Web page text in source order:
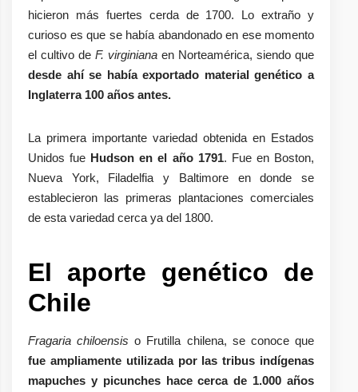
hicieron más fuertes cerda de 1700. Lo extraño y
curioso es que se había abandonado en ese momento
el cultivo de F. virginiana en Norteamérica, siendo que
desde ahí se había exportado material genético a
Inglaterra 100 años antes.
La primera importante variedad obtenida en Estados
Unidos fue Hudson en el año 1791. Fue en Boston,
Nueva York, Filadelfia y Baltimore en donde se
establecieron las primeras plantaciones comerciales
de esta variedad cerca ya del 1800.
El aporte genético de
Chile
Fragaria chiloensiso Frutilla chilena, se conoce que
fue ampliamente utilizada por las tribus indígenas
mapuches y picunches hace cerca de 1.000 años